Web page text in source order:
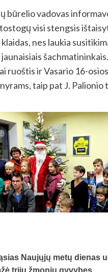
būrelio vadovas
visi stengsis
nes laukia
ruoštis ir Vasario 16-
taip pat J. Palionio
Naujųjų metų dienas
trijų žmonių gyvybes